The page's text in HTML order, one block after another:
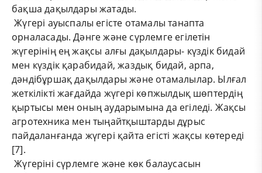
бақша дақылдары жатады.
Жүгері ауыспалы егісте отамалы танапта
орналасады. Дәнге және сүрлемге егілетін
жүгерінің ең жақсы алғы дақылдары- күздік бидай
мен күздік қарабидай, жаздық бидай, арпа,
дәндібұршақ дақылдары және отамалылар. Ылғал
жеткілікті жағдайда жүгері көпжылдық шөптердің
қыртысы мен оның аударымына да егіледі. Жақсы
агротехника мен тыңайтқыштарды дұрыс
пайдаланғанда жүгері қайта егісті жақсы көтереді
[7].
Жүгеріні сүрлемге және көк балаусасын